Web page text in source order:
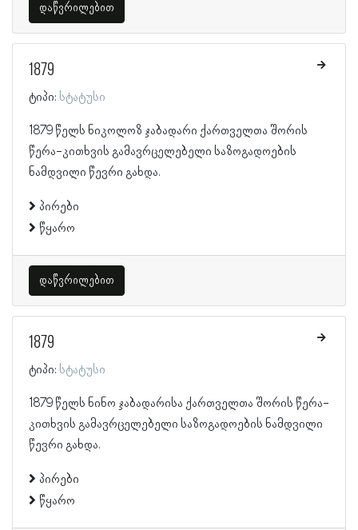
დაწვრილებით
1879
ტიპი: სტატუსი
1879 წელს ნიკოლოზ ჯაბადარი ქართველთა შორის
წერა-კითხვის გამავრცელებელი საზოგადოების
ნამდვილი წევრი გახდა.
პირები
წყარო
დაწვრილებით
1879
ტიპი: სტატუსი
1879 წელს ნინო ჯაბადარისა ქართველთა შორის წერა-
კითხვის გამავრცელებელი საზოგადოების ნამდვილი
წევრი გახდა.
პირები
წყარო